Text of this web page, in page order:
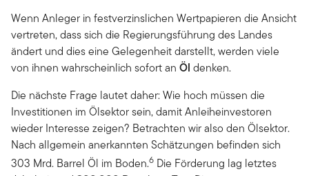
Wenn Anleger in festverzinslichen Wertpapieren die Ansicht
vertreten, dass sich die Regierungsführung des Landes
ändert und dies eine Gelegenheit darstellt, werden viele
von ihnen wahrscheinlich sofort an Öl denken.
Die nächste Frage lautet daher: Wie hoch müssen die
Investitionen im Ölsektor sein, damit Anleiheinvestoren
wieder Interesse zeigen? Betrachten wir also den Ölsektor.
Nach allgemein anerkannten Schätzungen befinden sich
303 Mrd. Barrel Öl im Boden.6 Die Förderung lag letztes